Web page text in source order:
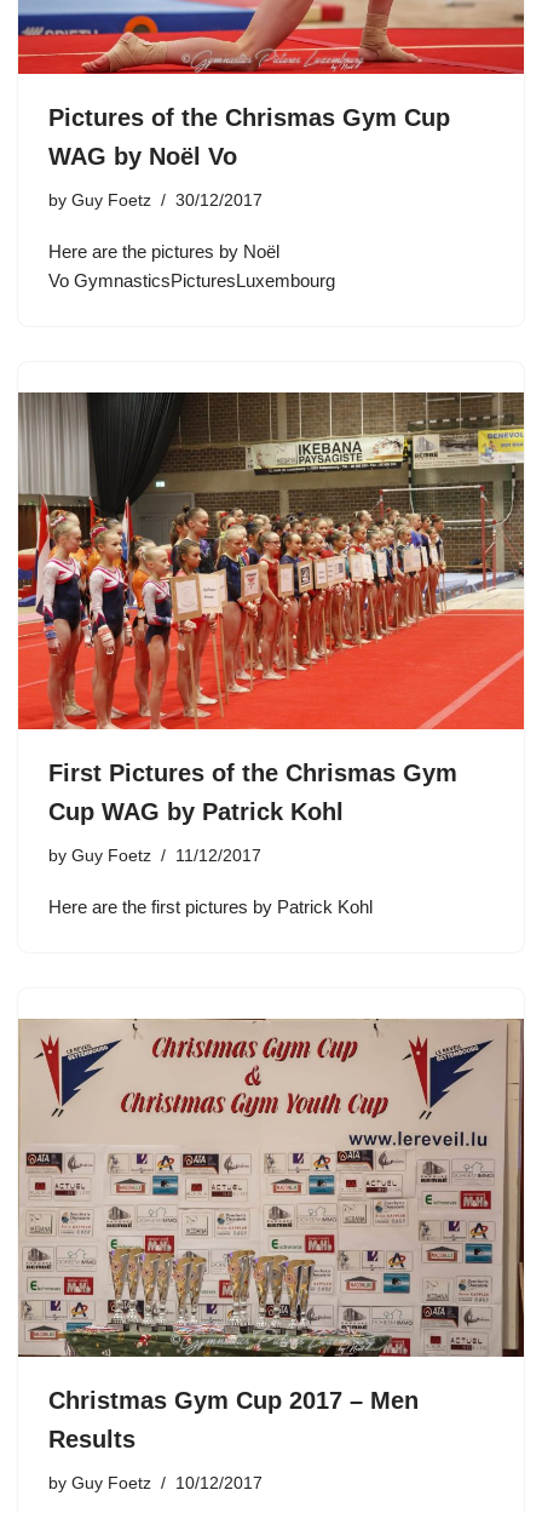
Pictures of the Chrismas Gym Cup
WAG by Noël Vo
by Guy Foetz 30/12/2017
Here are the pictures by Noël
Vo GymnasticsPicturesLuxembourg
First Pictures of the Chrismas Gym
Cup WAG by Patrick Kohl
by Guy Foetz 11/12/2017
Here are the first pictures by Patrick Kohl
Christmas Gym Cup 2017 – Men
Results
by Guy Foetz 10/12/2017